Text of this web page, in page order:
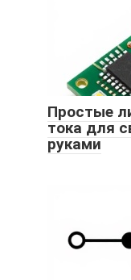
Простые
тока для
руками